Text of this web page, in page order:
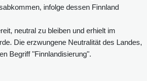
infolge dessen Finnland
neutral zu bleiben und erhielt im
Die erzwungene Neutralität des Landes,
Begriff "Finnlandisierung".